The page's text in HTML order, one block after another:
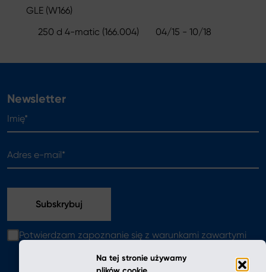
Na tej stronie używamy
GLE (W166)
250 d 4-matic (166.004)
04/15 - 10/18
Newsletter
Adres e-mail*
Potwierdzam zapoznanie się z warunkami zawartymi